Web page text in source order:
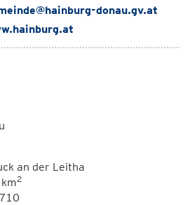
donau.gv.at
an der Leitha
2